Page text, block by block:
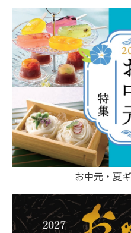
お中元・夏